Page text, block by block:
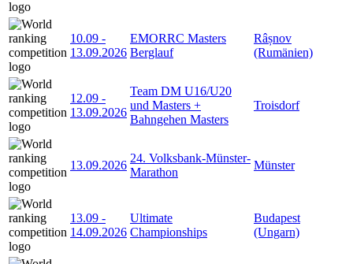
10.09 -
13.09.2026
EMORRC Masters
Berglauf
Râșnov
(Rumänien)
12.09 -
13.09.2026
Team DM U16/U20
und Masters +
Bahngehen Masters
Troisdorf
13.09.2026
24. Volksbank-Münster-
Marathon
Münster
13.09 -
14.09.2026
Ultimate
Championships
Budapest
(Ungarn)